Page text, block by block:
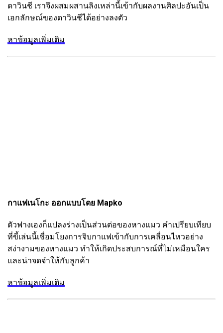
ดาวินชี เราจึงผสมผสานลิงเหล่านี้เข้ากับผลงานศิลปะอันเป็น
เอกลักษณ์ของดาวินชีได้อย่างลงตัว
หาข้อมูลเพิ่มเติม
กาแฟเนโกะ ออกแบบโดย Mapko
ตัวฟางเองก็แปลงร่างเป็นส่วนต่อของหางแมว คำเปรียบเทียบ
ที่ขี้เล่นนี้เชื่อมโยงการจิบกาแฟเข้ากับการเคลื่อนไหวอย่าง
สง่างามของหางแมว ทำให้เกิดประสบการณ์ที่ไม่เหมือนใคร
และน่าจดจำให้กับลูกค้า
หาข้อมูลเพิ่มเติม